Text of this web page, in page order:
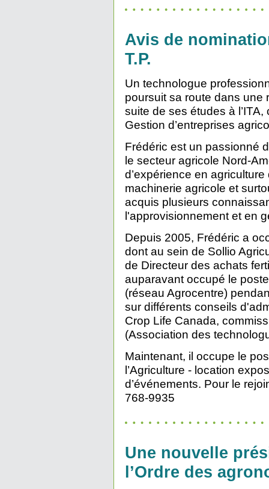
Avis de
T.P.
Un technologue
poursuit sa route dans une
suite de ses études à
Gestion d’entreprises
Frédéric est un passionné
le secteur agricole Nord-
d’expérience en
machinerie agricole et
acquis plusieurs
l'approvisionnement et en
Depuis 2005, Frédéric a
dont au sein de Sollio
de Directeur des achats
auparavant occupé le
(réseau Agrocentre)
sur différents conseils
Crop Life Canada,
(Association des
Maintenant, il occupe le
l’Agriculture - location
d’événements. Pour le
768-9935
Une nouvelle
l’Ordre des